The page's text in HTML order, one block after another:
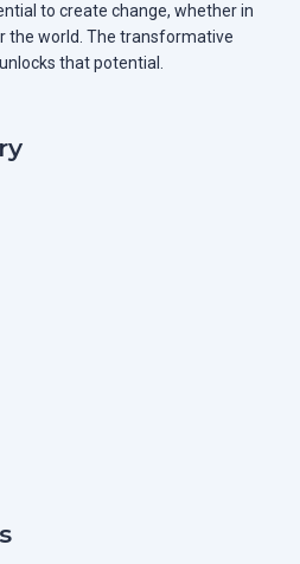
to create change, whether in
the world. The transformative
that potential.